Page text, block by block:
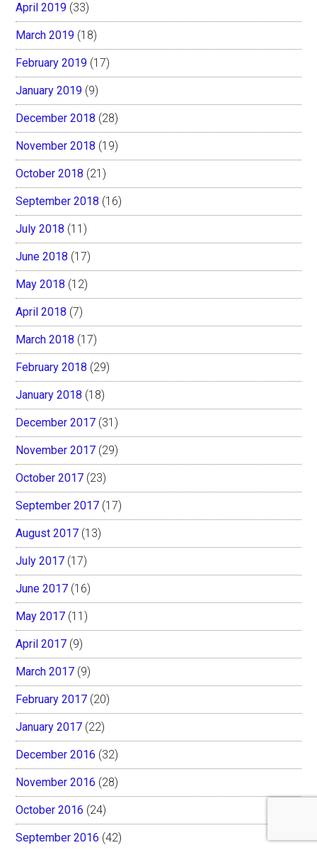
April 2019 (33)
March 2019 (18)
February 2019 (17)
January 2019 (9)
December 2018 (28)
November 2018 (19)
October 2018 (21)
September 2018 (16)
July 2018 (11)
June 2018 (17)
May 2018 (12)
April 2018 (7)
March 2018 (17)
February 2018 (29)
January 2018 (18)
December 2017 (31)
November 2017 (29)
October 2017 (23)
September 2017 (17)
August 2017 (13)
July 2017 (17)
June 2017 (16)
May 2017 (11)
April 2017 (9)
March 2017 (9)
February 2017 (20)
January 2017 (22)
December 2016 (32)
November 2016 (28)
October 2016 (24)
September 2016 (42)